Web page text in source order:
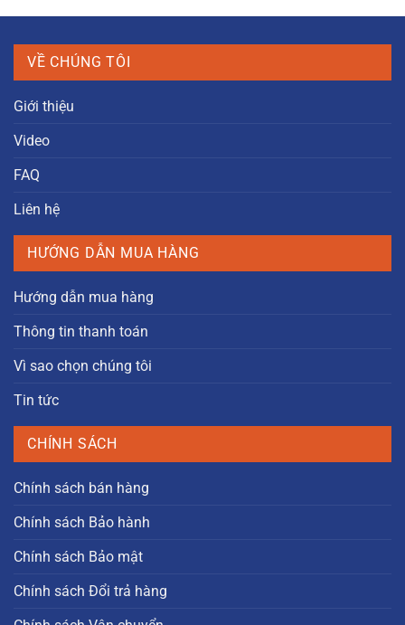
VỀ CHÚNG TÔI
Giới thiệu
Video
FAQ
Liên hệ
HƯỚNG DẪN MUA HÀNG
Hướng dẫn mua hàng
Thông tin thanh toán
Vì sao chọn chúng tôi
Tin tức
CHÍNH SÁCH
Chính sách bán hàng
Chính sách Bảo hành
Chính sách Bảo mật
Chính sách Đổi trả hàng